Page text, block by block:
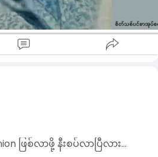
ဖြစ်လာဖို့ နီးစပ်လာပြီလား...